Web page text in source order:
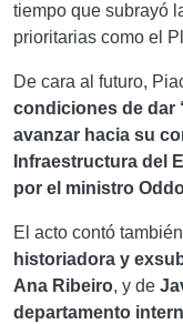
tiempo que subrayó
prioritarias como el
De cara al futuro,
condiciones de dar
avanzar hacia su
Infraestructura del
por el ministro
El acto contó
historiadora y
Ana Ribeiro, y de
departamento